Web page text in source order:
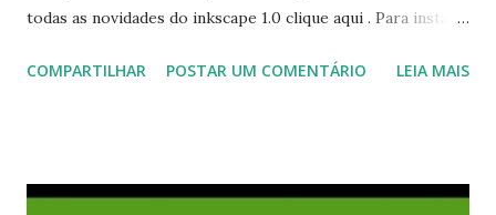
todas as novidades do inkscape 1.0 clique aqui . Para instalar
sistemas derivados, execute: $ sudo add-apt-repository
COMPARTILHAR POSTAR UM COMENTÁRIO LEIA MAIS